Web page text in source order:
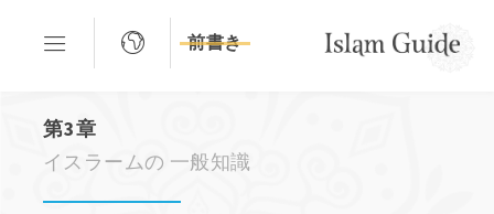
前書き
第3章
イスラームの 一般知識